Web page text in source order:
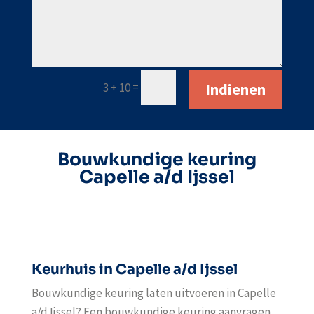
3 + 10= Indienen
Bouwkundige keuring
Capelle a/d Ijssel
Keurhuis in Capelle a/d Ijssel
Bouwkundige keuring laten uitvoeren in Capelle